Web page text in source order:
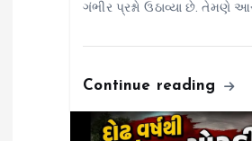
ગંભીર પ્રશ્નો ઉઠાવ્યા છે. તેમણે
Continue reading